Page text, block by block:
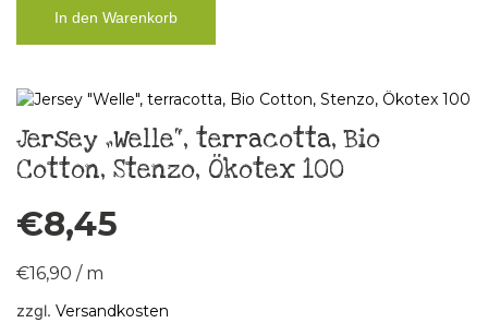
In den Warenkorb
Jersey „Welle“, terracotta, Bio
Cotton, Stenzo, Ökotex 100
€8,45
€16,90 / m
zzgl. Versandkosten